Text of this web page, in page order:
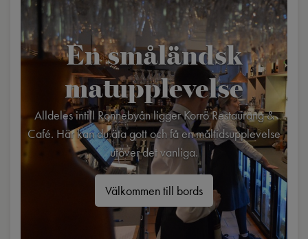
En småländsk
matupplevelse
Alldeles intill Ronnebyån ligger Korrö Restaurang &
Café. Här kan du äta gott och få en måltidsupplevelse
utöver det vanliga.
Välkommen till bords